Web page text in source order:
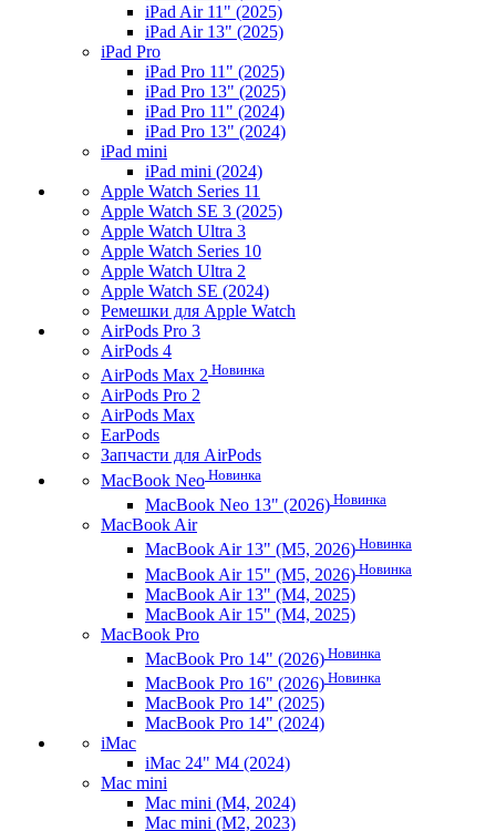
iPad Air 11" (2025)
iPad Air 13" (2025)
iPad Pro
iPad Pro 11" (2025)
iPad Pro 13" (2025)
iPad Pro 11" (2024)
iPad Pro 13" (2024)
iPad mini
iPad mini (2024)
Apple Watch Series 11
Apple Watch SE 3 (2025)
Apple Watch Ultra 3
Apple Watch Series 10
Apple Watch Ultra 2
Apple Watch SE (2024)
Ремешки для Apple Watch
AirPods Pro 3
AirPods 4
AirPods Max 2 Новинка
AirPods Pro 2
AirPods Max
EarPods
Запчасти для AirPods
MacBook Neo Новинка
MacBook Neo 13" (2026) Новинка
MacBook Air
MacBook Air 13" (M5, 2026) Новинка
MacBook Air 15" (M5, 2026) Новинка
MacBook Air 13" (M4, 2025)
MacBook Air 15" (M4, 2025)
MacBook Pro
MacBook Pro 14" (2026) Новинка
MacBook Pro 16" (2026) Новинка
MacBook Pro 14" (2025)
MacBook Pro 14" (2024)
iMac
iMac 24" M4 (2024)
Mac mini
Mac mini (M4, 2024)
Mac mini (M2, 2023)